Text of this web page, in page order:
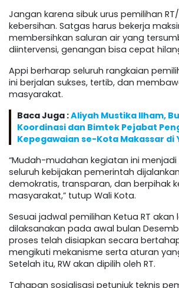
Jangan karena sibuk urus pemilihan
kebersihan. Satgas harus bekerja
membersihkan saluran air yang
diintervensi, genangan bisa cepat
Appi berharap seluruh rangkaian
ini berjalan sukses, tertib, dan
masyarakat.
Baca Juga :Aliyah Mustika Ilham,
Koordinasi dan Bimtek Pejabat
Kepegawaian se-Kota Makassar di
“Mudah-mudahan kegiatan ini
seluruh kebijakan pemerintah
demokratis, transparan, dan berpihak
masyarakat,” tutup Wali Kota.
Sesuai jadwal pemilihan Ketua RT akan
dilaksanakan pada awal bulan
proses telah disiapkan secara
mengikuti mekanisme serta aturan
Setelah itu, RW akan dipilih oleh RT.
Tahapan sosialisasi petunjuk teknis